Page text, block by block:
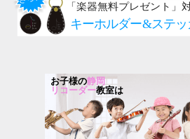
お子様の静岡
リコーダー教室は